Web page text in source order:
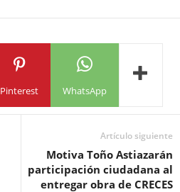
Pinterest WhatsApp
Artículo siguiente
Motiva Toño Astiazarán
participación ciudadana al
entregar obra de CRECES